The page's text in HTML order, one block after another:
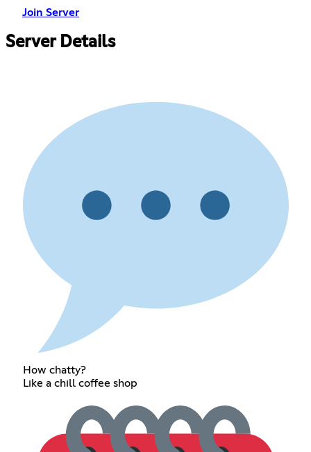
Join Server
Server Details
How chatty?
Like a chill coffee shop